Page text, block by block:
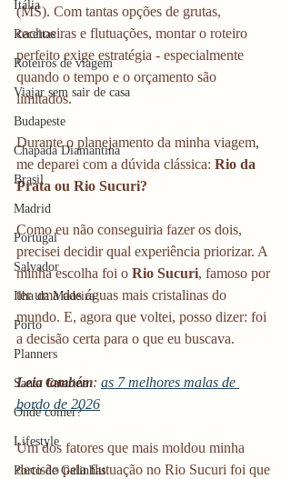
Itália
Receitas
Roteiros de viagem
Viajar sem sair de casa
Budapeste
Chapada Diamantina
Brasil
Madrid
Portugal
Salvador
Ilha da Madeira
Porto
Planners
Santa Catarina
Onde comer?
Lifestyle
Porto de Galinhas
(MS). Com tantas opções de grutas,
cachoeiras e flutuações, montar o roteiro
perfeito exige estratégia - especialmente
quando o tempo e o orçamento são
limitados.
Durante o planejamento da minha viagem,
me deparei com a dúvida clássica: Rio da
Prata ou Rio Sucuri?
Como eu não conseguiria fazer os dois,
precisei decidir qual experiência priorizar. A
minha escolha foi o Rio Sucuri, famoso por
ter uma das águas mais cristalinas do
mundo. E, agora que voltei, posso dizer: foi
a decisão certa para o que eu buscava.
Leia também: as 7 melhores malas de
bordo de 2026
Um dos fatores que mais moldou minha
decisão pela flutuação no Rio Sucuri foi que